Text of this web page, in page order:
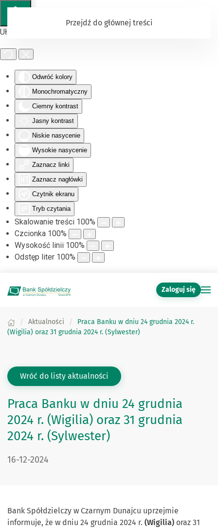
Ułatwienia dostępu
Odwróć kolory
Monochromatyczny
Ciemny kontrast
Jasny kontrast
Niskie nasycenie
Wysokie nasycenie
Zaznacz linki
Zaznacz nagłówki
Czytnik ekranu
Tryb czytania
Skalowanie treści 100%
Czcionka 100%
Wysokość linii 100%
Odstęp liter 100%
Przejdź do głównej treści
Zaloguj się
Aktualności
Praca Banku w dniu 24 grudnia 2024 r.
(Wigilia) oraz 31 grudnia 2024 r. (Sylwester)
Wróć do listy aktualności
Praca Banku w dniu 24 grudnia
2024 r. (Wigilia) oraz 31 grudnia
2024 r. (Sylwester)
DATA PUBLIKACJI:
16-12-2024
Bank Spółdzielczy w Czarnym Dunajcu uprzejmie
informuje, że w dniu 24 grudnia 2024 r. (Wigilia) oraz 31